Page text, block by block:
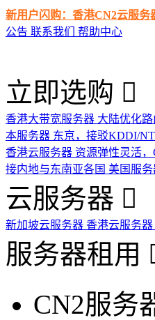
新用户闪购：香港CN2云服务
公告 联系我们 帮助中心
立即选购
香港大带宽服务器 大陆优化
本服务器 东京，接驳KDDI/
香港云服务器 资源弹性灵活
接内地与东南亚各国 美国服务
云服务器
新加坡云服务器 香港云服务器
服务器租用
CN2服务